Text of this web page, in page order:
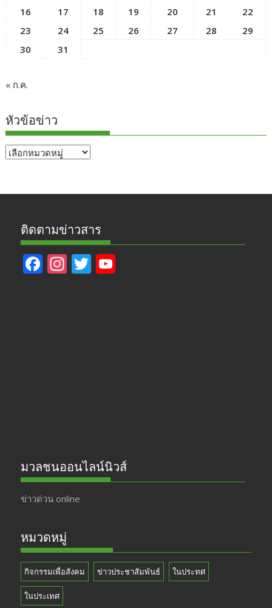
16
17 18 19 20 21
22
23
24 25 26 27 28
29
30
31
« ก.ค.
หัวข้อข่าว
หัวข้อ
ติดตามข่าวสาร
F In T
มวลชนออนไลน์นิวส์
ข่าวด่วน online
หมวดหมู่
กิจกรรมเพื่อสังคม ข่าวประชาสัมพันธ์ ในประทศ
ในประเทศ